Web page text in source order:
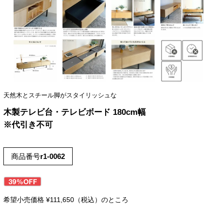
天然木とスチール脚がスタイリッシュな
木製テレビ台・テレビボード 180cm幅
※代引き不可
商品番号r1-0062
希望小売価格 ¥111,650 （税込）のところ